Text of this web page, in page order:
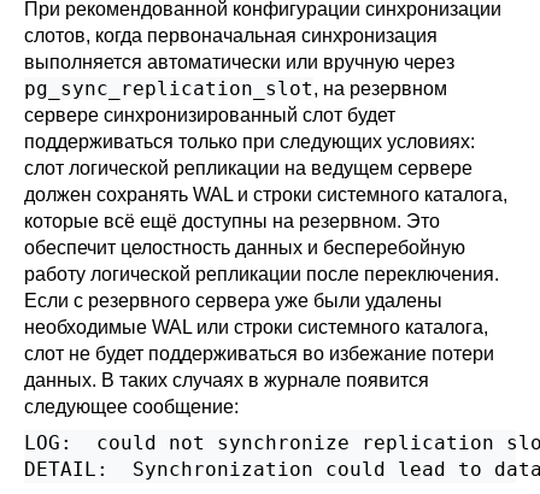
При рекомендованной конфигурации синхронизации
слотов, когда первоначальная синхронизация
выполняется автоматически или вручную через
pg_sync_replication_slot, на резервном
сервере синхронизированный слот будет
поддерживаться только при следующих условиях:
слот логической репликации на ведущем сервере
должен сохранять WAL и строки системного каталога,
которые всё ещё доступны на резервном. Это
обеспечит целостность данных и бесперебойную
работу логической репликации после переключения.
Если с резервного сервера уже были удалены
необходимые WAL или строки системного каталога,
слот не будет поддерживаться во избежание потери
данных. В таких случаях в журнале появится
следующее сообщение:
LOG:  could not synchronize replication
DETAIL:  Synchronization could lead to data